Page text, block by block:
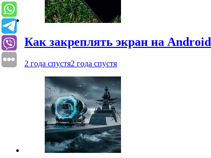
Как закреплять экран на Android
2 года спустя2 года спустя